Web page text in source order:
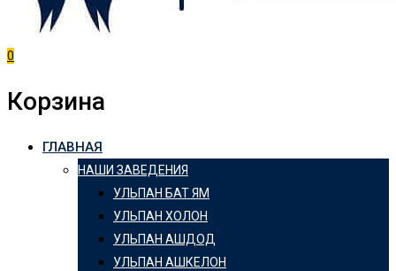
0
Корзина
ГЛАВНАЯ
НАШИ ЗАВЕДЕНИЯ
УЛЬПАН БАТ ЯМ
УЛЬПАН ХОЛОН
УЛЬПАН АШДОД
УЛЬПАН АШКЕЛОН